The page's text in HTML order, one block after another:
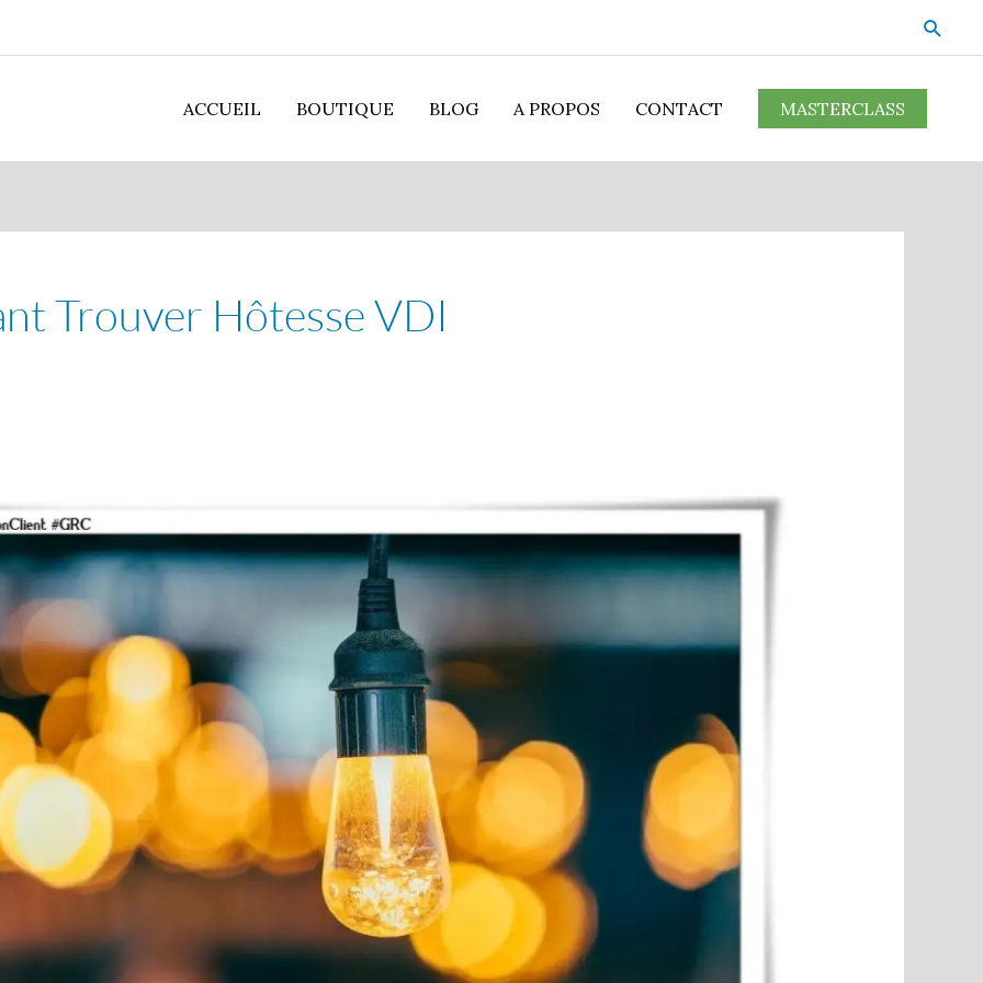
ACCUEIL BOUTIQUE BLOG A PROPOS CONTACT MASTERCLASS
Trouver Hôtesse VDI